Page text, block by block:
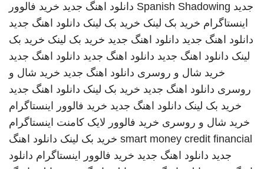
جدید Spanish Shadowing دانلود اهنگ جدید خرید فالوور
اینستاگرام خرید بک لینک خرید بک لینک دانلود اهنگ جدید
دانلود اهنگ جدید دانلود اهنگ جدید خرید بک لینک خرید بک
لینک دانلود اهنگ جدید دانلود اهنگ جدید دانلود اهنگ جدید
خرید شال و روسری دانلود اهنگ جدید خرید شال و
روسری دانلود اهنگ جدید خرید بک لینک دانلود اهنگ جدید
خرید بک لینک دانلود اهنگ جدید خرید فالوور اینستاگرام
خرید شال و روسری خرید فالوور لایک کامنت اینستاگرام
smart money credit financial خرید بک لینک دانلود اهنگ
جدید دانلود اهنگ جدید خرید فالوور اینستاگرام دانلود